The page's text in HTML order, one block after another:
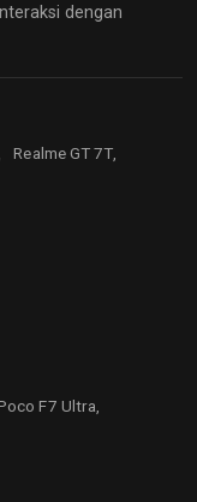
dengan
Realme GT 7T,
F7 Ultra,